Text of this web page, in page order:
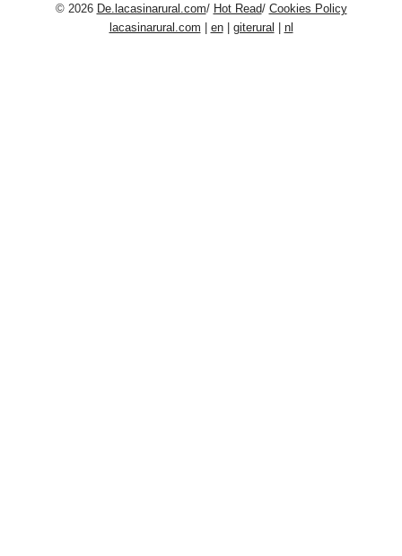
© 2026 De.lacasinarural.com/ Hot Read/ Cookies Policy
lacasinarural.com
en| giterural nl